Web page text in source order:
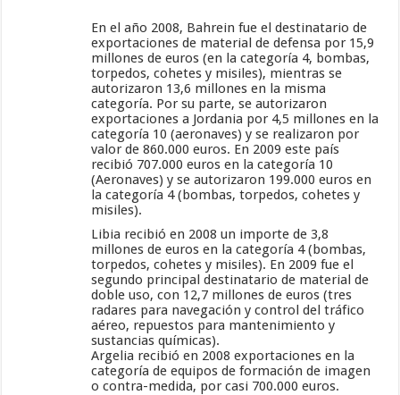
En el año 2008, Bahrein fue el destinatario de
exportaciones de material de defensa por 15,9
millones de euros (en la categoría 4, bombas,
torpedos, cohetes y misiles), mientras se
autorizaron 13,6 millones en la misma
categoría. Por su parte, se autorizaron
exportaciones a Jordania por 4,5 millones en la
categoría 10 (aeronaves) y se realizaron por
valor de 860.000 euros. En 2009 este país
recibió 707.000 euros en la categoría 10
(Aeronaves) y se autorizaron 199.000 euros en
la categoría 4 (bombas, torpedos, cohetes y
misiles).
Libia recibió en 2008 un importe de 3,8
millones de euros en la categoría 4 (bombas,
torpedos, cohetes y misiles). En 2009 fue el
segundo principal destinatario de material de
doble uso, con 12,7 millones de euros (tres
radares para navegación y control del tráfico
aéreo, repuestos para mantenimiento y
sustancias químicas).
Argelia recibió en 2008 exportaciones en la
categoría de equipos de formación de imagen
o contra-medida, por casi 700.000 euros.